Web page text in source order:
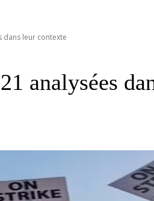
dans leur contexte
analysées